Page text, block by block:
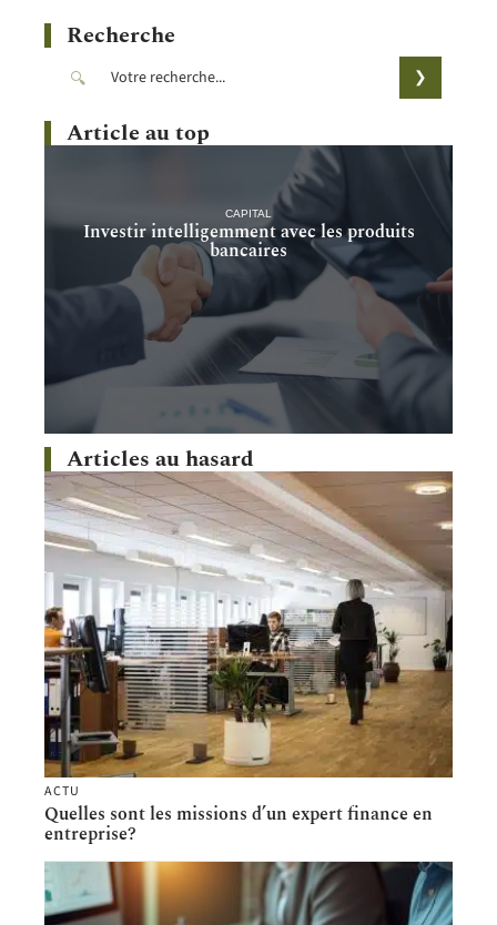
Recherche
Article au top
CAPITAL
Investir intelligemment avec les produits
bancaires
Articles au hasard
ACTU
Quelles sont les missions d’un expert finance en
entreprise?